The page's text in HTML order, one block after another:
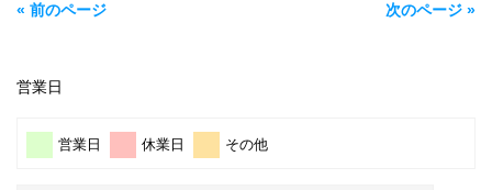
« 前のページ 次のページ »
営業日
営業日 休業日 その他